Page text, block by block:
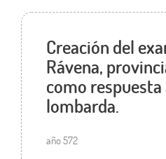
Creación del
Rávena,
como respuesta
lombarda.
año 572